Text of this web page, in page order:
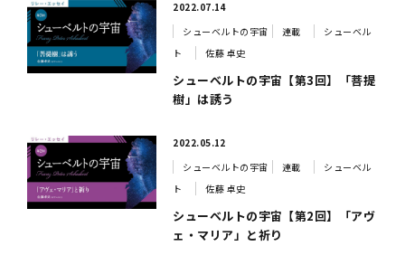
2022.07.14
シューベルトの宇宙
連載
シューベル
ト
佐藤 卓史
シューベルトの宇宙【第3回】「菩提
樹」は誘う
2022.05.12
シューベルトの宇宙
連載
シューベル
ト
佐藤 卓史
シューベルトの宇宙【第2回】「アヴ
ェ・マリア」と祈り